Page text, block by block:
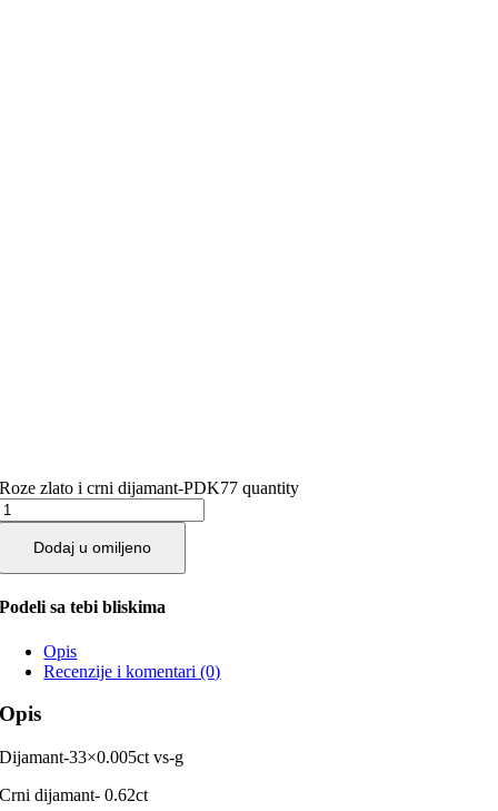
Roze zlato i crni dijamant-PDK77 quantity
Dodaj u omiljeno
Podeli sa tebi bliskima
Opis
Recenzije i komentari (0)
Opis
Dijamant-33×0.005ct vs-g
Crni dijamant- 0.62ct